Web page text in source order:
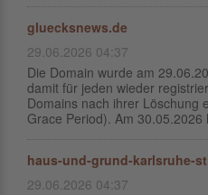
gluecksnews.de
29.06.2026 04:37
Die Domain wurde am
damit für jeden wieder
Domains nach ihrer Löschung
Grace Period). Am 30.05.2026
haus-und-grund-karlsruhe-
29.06.2026 04:37